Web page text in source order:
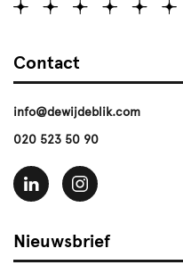
Contact
info@dewijdeblik.com
020 523 50 90
Nieuwsbrief